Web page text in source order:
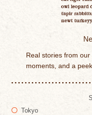
Real stories from
moments, and a
Tokyo